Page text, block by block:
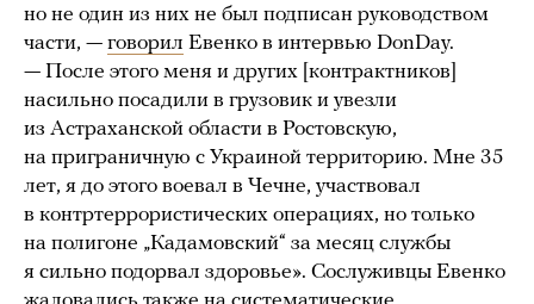
но не один из них не был подписан руководством
части, — говорил Евенко в интервью DonDay.
— После этого меня и других [контрактников]
насильно посадили в грузовик и увезли
из Астраханской области в Ростовскую,
на приграничную с Украиной территорию. Мне 35
лет, я до этого воевал в Чечне, участвовал
в контртеррористических операциях, но только
на полигоне „Кадамовский“ за месяц службы
я сильно подорвал здоровье». Сослуживцы Евенко